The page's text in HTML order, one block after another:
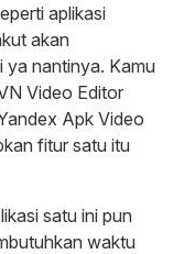
aplikasi
akan
ya nantinya. Kamu
Video Editor
Apk Video
fitur satu itu
satu ini pun
waktu